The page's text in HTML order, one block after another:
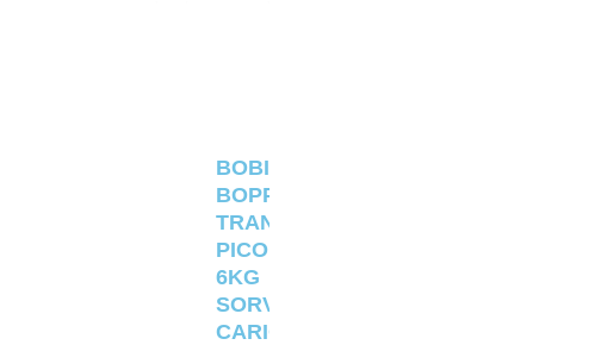
BOBINA
BOPP
TRANSPARENTE
PICOLÉ
6KG
SORVETERIA
CARIOCA